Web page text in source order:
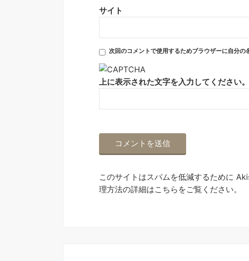
サイト
次回のコメントで使用するためブラウザーに自分の
上に表示された文字を入力してください。
このサイトはスパムを低減するために
理方法の詳細はこちらをご覧ください。